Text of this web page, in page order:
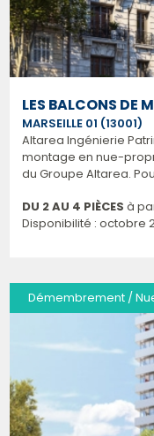
LES BALCONS DE
MARSEILLE 01 (13001)
Altarea Ingénierie
montage en nue-
du Groupe Altarea.
DU 2 AU 4 PIÈCES à
Disponibilité : octobre
Démembrement /